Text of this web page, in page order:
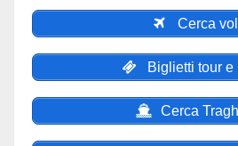
Cerca
Biglietti tour e
Cerca